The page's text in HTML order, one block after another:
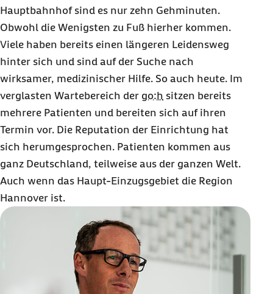
Hauptbahnhof sind es nur zehn Gehminuten.
Obwohl die Wenigsten zu Fuß hierher kommen.
Viele haben bereits einen längeren Leidensweg
hinter sich und sind auf der Suche nach
wirksamer, medizinischer Hilfe. So auch heute. Im
verglasten Wartebereich der go:h sitzen bereits
mehrere Patienten und bereiten sich auf ihren
Termin vor. Die Reputation der Einrichtung hat
sich herumgesprochen. Patienten kommen aus
ganz Deutschland, teilweise aus der ganzen Welt.
Auch wenn das Haupt-Einzugsgebiet die Region
Hannover ist.